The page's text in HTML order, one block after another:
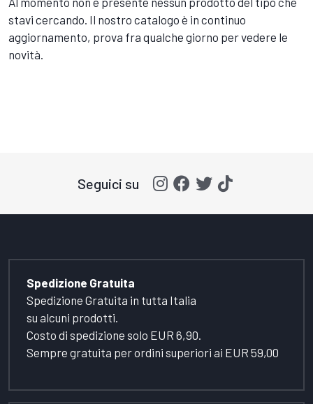
stavi cercando. Il nostro catalogo è in continuo
aggiornamento, prova fra qualche giorno per vedere le
novità.
Seguici su
Spedizione Gratuita
Spedizione Gratuita in tutta Italia
su alcuni prodotti.
Costo di spedizione solo EUR 6,90.
Sempre gratuita per ordini superiori ai EUR 59,00